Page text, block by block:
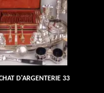
D'ARGENTERIE 33